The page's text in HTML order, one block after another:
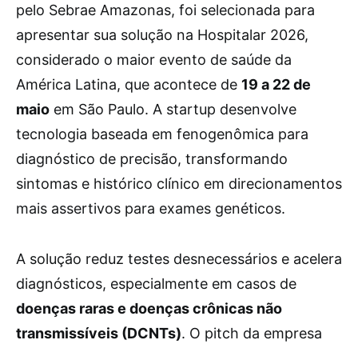
pelo Sebrae Amazonas, foi selecionada para
apresentar sua solução na Hospitalar 2026,
considerado o maior evento de saúde da
América Latina, que acontece de 19 a 22 de
maio em São Paulo. A startup desenvolve
tecnologia baseada em fenogenômica para
diagnóstico de precisão, transformando
sintomas e histórico clínico em direcionamentos
mais assertivos para exames genéticos.
A solução reduz testes desnecessários e acelera
diagnósticos, especialmente em casos de
doenças raras e doenças crônicas não
transmissíveis (DCNTs). O pitch da empresa